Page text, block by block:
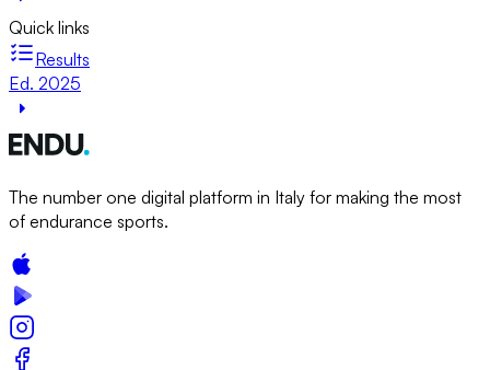
Quick links
Results
Ed. 2025
The number one digital platform in Italy for making the most
of endurance sports.